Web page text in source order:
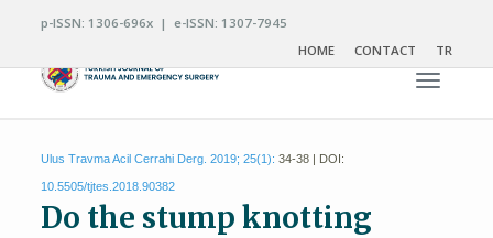
p-ISSN: 1306-696x | e-ISSN: 1307-7945
HOME
CONTACT TR
Toggle
Ulus Travma Acil Cerrahi Derg. 2019; 25(1): 34-38 | DOI:
10.5505/tjtes.2018.90382
Do the stump knotting